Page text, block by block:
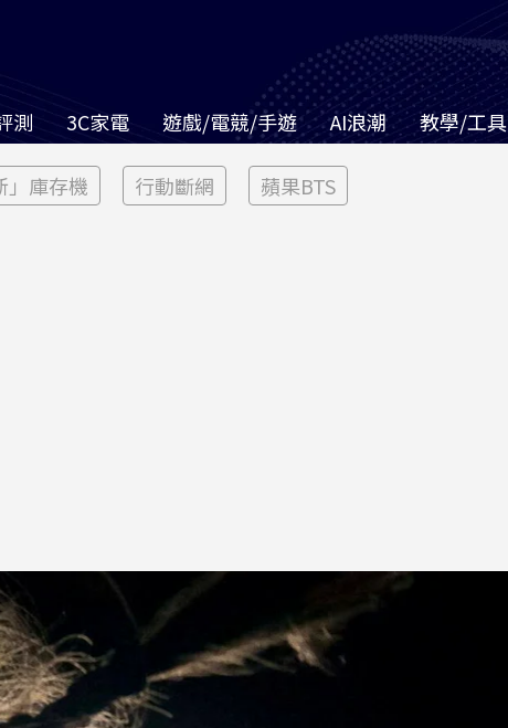
測 3C家電 遊戲/電競/手遊 AI浪潮 教學/工具
」庫存機 行動斷網 蘋果BTS